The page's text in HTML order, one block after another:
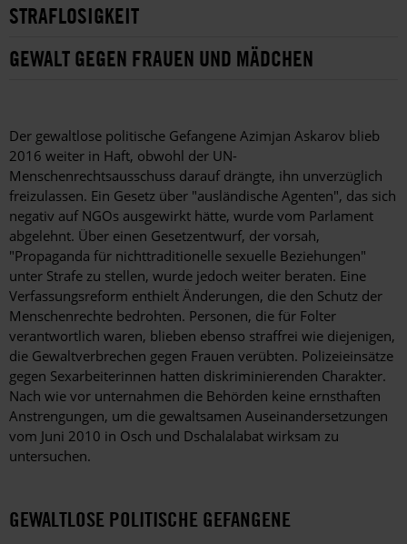
STRAFLOSIGKEIT
GEWALT GEGEN FRAUEN UND MÄDCHEN
Der gewaltlose politische Gefangene Azimjan Askarov blieb
2016 weiter in Haft, obwohl der UN-
Menschenrechtsausschuss darauf drängte, ihn unverzüglich
freizulassen. Ein Gesetz über "ausländische Agenten", das sich
negativ auf NGOs ausgewirkt hätte, wurde vom Parlament
abgelehnt. Über einen Gesetzentwurf, der vorsah,
"Propaganda für nichttraditionelle sexuelle Beziehungen"
unter Strafe zu stellen, wurde jedoch weiter beraten. Eine
Verfassungsreform enthielt Änderungen, die den Schutz der
Menschenrechte bedrohten. Personen, die für Folter
verantwortlich waren, blieben ebenso straffrei wie diejenigen,
die Gewaltverbrechen gegen Frauen verübten. Polizeieinsätze
gegen Sexarbeiterinnen hatten diskriminierenden Charakter.
Nach wie vor unternahmen die Behörden keine ernsthaften
Anstrengungen, um die gewaltsamen Auseinandersetzungen
vom Juni 2010 in Osch und Dschalalabat wirksam zu
untersuchen.
GEWALTLOSE POLITISCHE GEFANGENE